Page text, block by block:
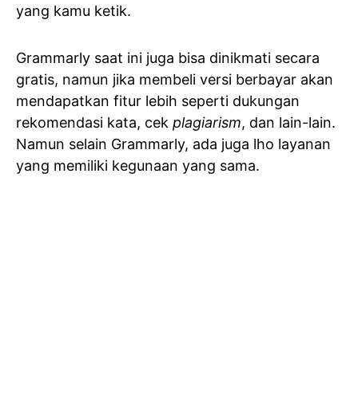
yang kamu ketik.
Grammarly saat ini juga bisa dinikmati secara
gratis, namun jika membeli versi berbayar akan
mendapatkan fitur lebih seperti dukungan
rekomendasi kata, cek plagiarism, dan lain-lain.
Namun selain Grammarly, ada juga lho layanan
yang memiliki kegunaan yang sama.